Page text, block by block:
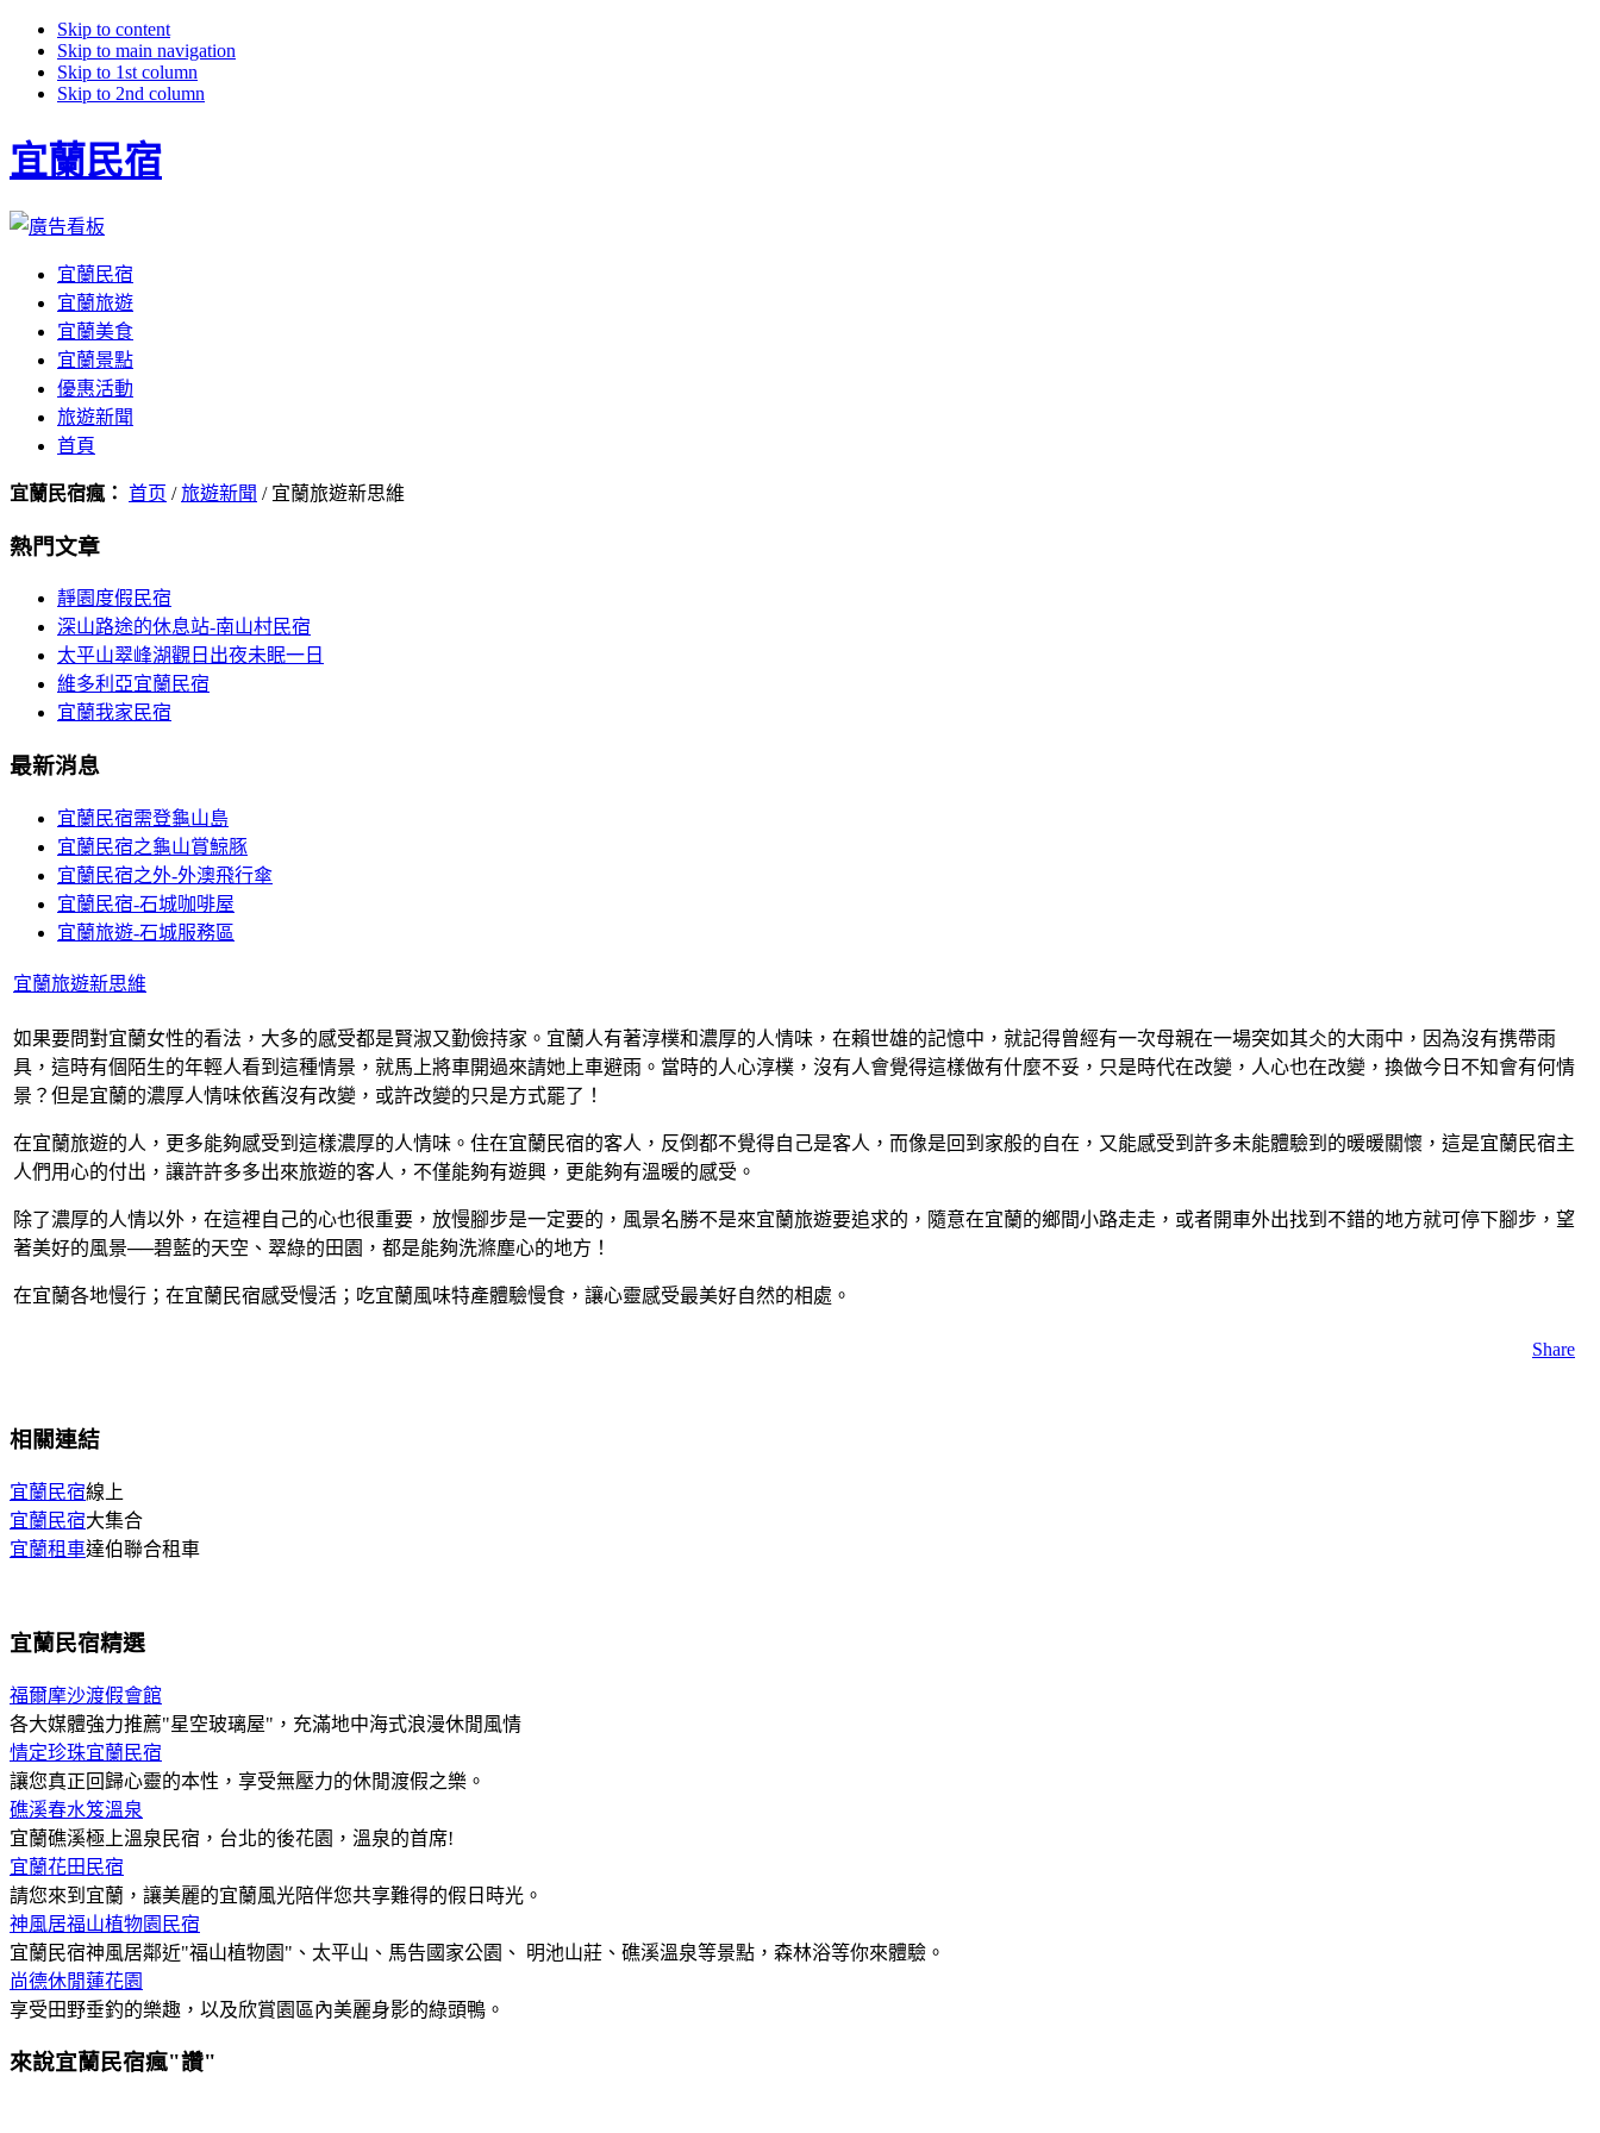
Skip to content
Skip to main navigation
Skip to 1st column
Skip to 2nd column
宜蘭民宿
宜蘭民宿
宜蘭旅遊
宜蘭美食
宜蘭景點
優惠活動
旅遊新聞
首頁
宜蘭民宿瘋： 首页 /旅遊新聞 / 宜蘭旅遊新思維
熱門文章
靜園度假民宿
深山路途的休息站-南山村民宿
太平山翠峰湖觀日出夜未眠一日
維多利亞宜蘭民宿
宜蘭我家民宿
最新消息
宜蘭民宿需登龜山島
宜蘭民宿之龜山賞鯨豚
宜蘭民宿之外-外澳飛行傘
宜蘭民宿-石城咖啡屋
宜蘭旅遊-石城服務區
宜蘭旅遊新思維
如果要問對宜蘭女性的看法，大多的感受都是賢淑又勤儉持家。宜蘭人有著淳樸和濃厚的人情味，在賴世雄的記憶中，就記得曾經有一次母親在一場突如其仌的大雨中，因為沒有携帶雨
具，這時有個陌生的年輕人看到這種情景，就馬上將車開過來請她上車避雨。當時的人心淳樸，沒有人會覺得這樣做有什麼不妥，只是時代在改變，人心也在改變，換做今日不知會有何情
景？但是宜蘭的濃厚人情味依舊沒有改變，或許改變的只是方式罷了！
在宜蘭旅遊的人，更多能夠感受到這樣濃厚的人情味。住在宜蘭民宿的客人，反倒都不覺得自己是客人，而像是回到家般的自在，又能感受到許多未能體驗到的暖暖關懷，這是宜蘭民宿主
人們用心的付出，讓許許多多出來旅遊的客人，不僅能夠有遊興，更能夠有溫暖的感受。
除了濃厚的人情以外，在這裡自己的心也很重要，放慢腳步是一定要的，風景名勝不是來宜蘭旅遊要追求的，隨意在宜蘭的鄉間小路走走，或者開車外出找到不錯的地方就可停下腳步，望
著美好的風景──碧藍的天空、翠綠的田園，都是能夠洗滌塵心的地方！
在宜蘭各地慢行；在宜蘭民宿感受慢活；吃宜蘭風味特產體驗慢食，讓心靈感受最美好自然的相處。
Share
相關連結
宜蘭民宿線上
宜蘭民宿大集合
宜蘭租車達伯聯合租車
宜蘭民宿精選
福爾摩沙渡假會館
各大媒體強力推薦"星空玻璃屋"，充滿地中海式浪漫休閒風情
情定珍珠宜蘭民宿
讓您真正回歸心靈的本性，享受無壓力的休閒渡假之樂。
礁溪春水笈溫泉
宜蘭礁溪極上溫泉民宿，台北的後花園，溫泉的首席!
宜蘭花田民宿
請您來到宜蘭，讓美麗的宜蘭風光陪伴您共享難得的假日時光。
神風居福山植物園民宿
宜蘭民宿神風居鄰近"福山植物園"、太平山、馬告國家公園、 明池山莊、礁溪溫泉等景點，森林浴等你來體驗。
尚德休閒蓮花園
享受田野垂釣的樂趣，以及欣賞園區內美麗身影的綠頭鴨。
來說宜蘭民宿瘋"讚"